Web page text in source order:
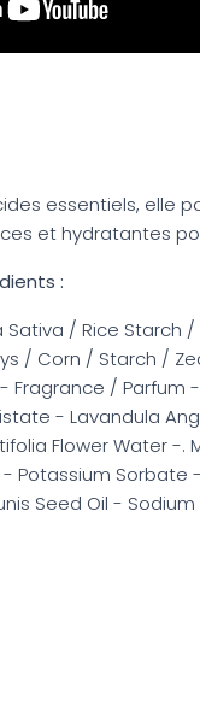
essentiels, elle
et hydratantes
:
/ Rice Starch
/ Corn / Starch /
/ Parfum -
- Lavandula
Flower Water -.
Potassium
Seed Oil -